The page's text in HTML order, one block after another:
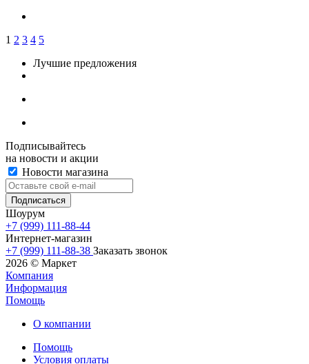
1 2 3 4 5
Лучшие предложения
Подписывайтесь
на новости и акции
Новости магазина
Шоурум
+7 (999) 111-88-44
Интернет-магазин
+7 (999) 111-88-38 Заказать звонок
2026 © Маркет
Компания
Информация
Помощь
О компании
Помощь
Условия оплаты